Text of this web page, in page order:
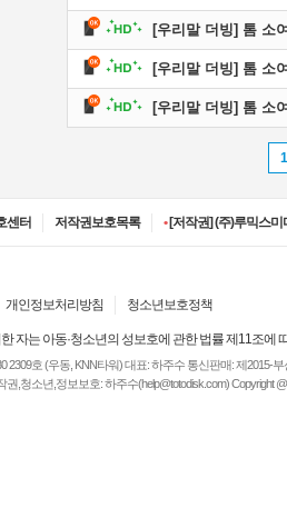
[우리말 더빙] 톰 소
[우리말 더빙] 톰 소
[우리말 더빙] 톰 소
1
센터 저작권보호목록
•[저작권] (주)루믹스미
•[저작권] (주)JAYE -
개인정보처리방침 청소년보호정책
자는 아동·청소년의 성보호에 관한 법률 제11조에
호 (우동, KNN타워) 대표: 하주수 통신판매: 제2015-
권,청소년,정보보호: 하주수(help@totodisk.com) Copyright